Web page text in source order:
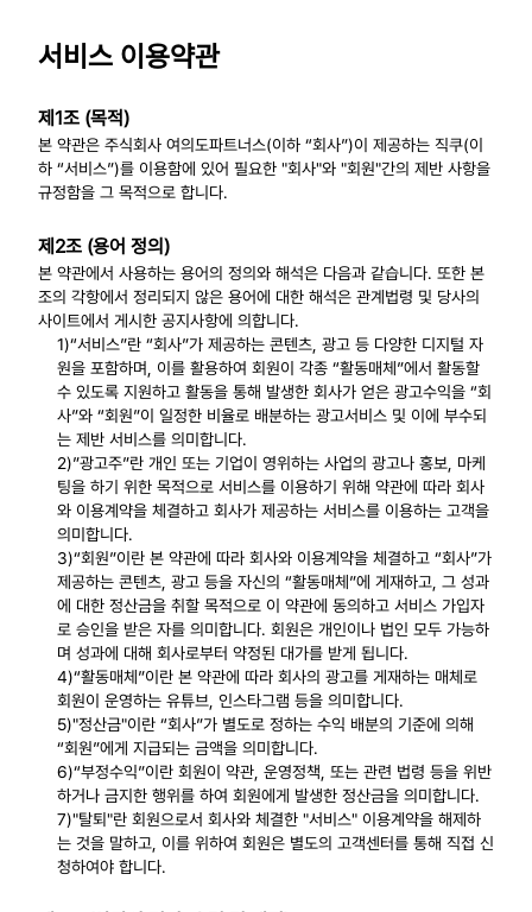
서비스 이용약관
제1조 (목적)
본 약관은 주식회사 여의도파트너스(이하 “회사”)이 제공하는 직쿠(이
하 “서비스”)를 이용함에 있어 필요한 "회사"와 "회원"간의 제반 사항을
규정함을 그 목적으로 합니다.
제2조 (용어 정의)
본 약관에서 사용하는 용어의 정의와 해석은 다음과 같습니다. 또한 본
조의 각항에서 정리되지 않은 용어에 대한 해석은 관계법령 및 당사의
사이트에서 게시한 공지사항에 의합니다.
1)“서비스”란 “회사”가 제공하는 콘텐츠, 광고 등 다양한 디지털 자
원을 포함하며, 이를 활용하여 회원이 각종 “활동매체”에서 활동할
수 있도록 지원하고 활동을 통해 발생한 회사가 얻은 광고수익을 “회
사”와 “회원”이 일정한 비율로 배분하는 광고서비스 및 이에 부수되
는 제반 서비스를 의미합니다.
2)”광고주”란 개인 또는 기업이 영위하는 사업의 광고나 홍보, 마케
팅을 하기 위한 목적으로 서비스를 이용하기 위해 약관에 따라 회사
와 이용계약을 체결하고 회사가 제공하는 서비스를 이용하는 고객을
의미합니다.
3)“회원”이란 본 약관에 따라 회사와 이용계약을 체결하고 “회사”가
제공하는 콘텐츠, 광고 등을 자신의 “활동매체”에 게재하고, 그 성과
에 대한 정산금을 취할 목적으로 이 약관에 동의하고 서비스 가입자
로 승인을 받은 자를 의미합니다. 회원은 개인이나 법인 모두 가능하
며 성과에 대해 회사로부터 약정된 대가를 받게 됩니다.
4)“활동매체”이란 본 약관에 따라 회사의 광고를 게재하는 매체로
회원이 운영하는 유튜브, 인스타그램 등을 의미합니다.
5)"정산금"이란 “회사”가 별도로 정하는 수익 배분의 기준에 의해
“회원”에게 지급되는 금액을 의미합니다.
6)“부정수익”이란 회원이 약관, 운영정책, 또는 관련 법령 등을 위반
하거나 금지한 행위를 하여 회원에게 발생한 정산금을 의미합니다.
7)"탈퇴"란 회원으로서 회사와 체결한 "서비스" 이용계약을 해제하
는 것을 말하고, 이를 위하여 회원은 별도의 고객센터를 통해 직접 신
청하여야 합니다.